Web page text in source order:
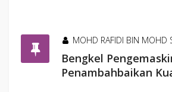
MOHD RAFIDI BIN MOHD
Bengkel
Penambahbaikan